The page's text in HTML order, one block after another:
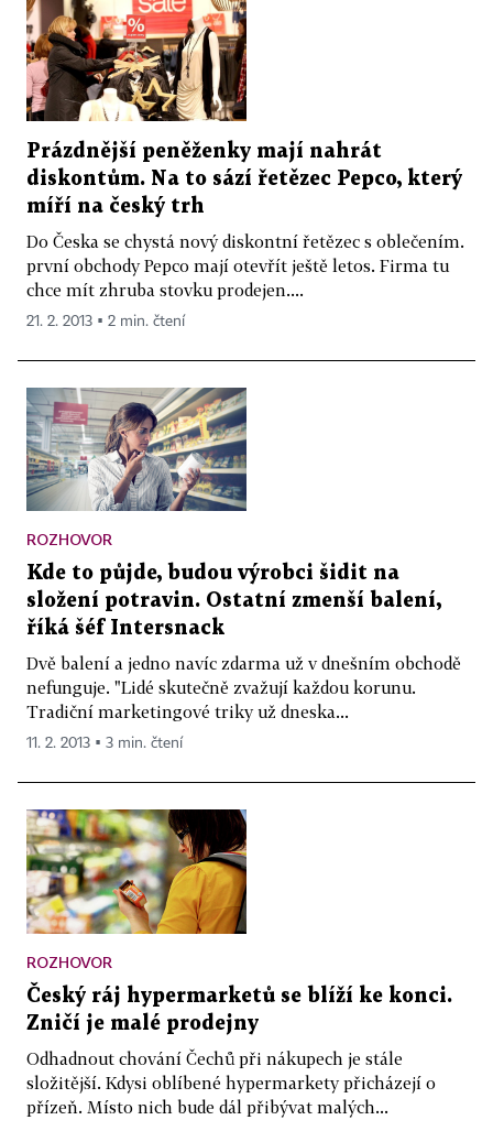
Prázdnější peněženky mají nahrát
diskontům. Na to sází řetězec Pepco, který
míří na český trh
Do Česka se chystá nový diskontní řetězec s oblečením.
první obchody Pepco mají otevřít ještě letos. Firma tu
chce mít zhruba stovku prodejen....
21. 2. 2013 ▪ 2 min. čtení
ROZHOVOR
Kde to půjde, budou výrobci šidit na
složení potravin. Ostatní zmenší balení,
říká šéf Intersnack
Dvě balení a jedno navíc zdarma už v dnešním obchodě
nefunguje. "Lidé skutečně zvažují každou korunu.
Tradiční marketingové triky už dneska...
11. 2. 2013 ▪ 3 min. čtení
ROZHOVOR
Český ráj hypermarketů se blíží ke konci.
Zničí je malé prodejny
Odhadnout chování Čechů při nákupech je stále
složitější. Kdysi oblíbené hypermarkety přicházejí o
přízeň. Místo nich bude dál přibývat malých...